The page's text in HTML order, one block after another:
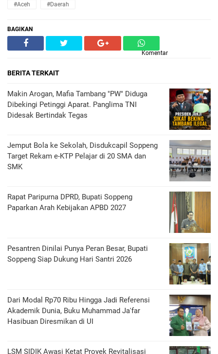
#Aceh #Daerah
BAGIKAN
Komentar
BERITA TERKAIT
Makin Arogan, Mafia Tambang "PW" Diduga
Dibekingi Petinggi Aparat. Panglima TNI
Didesak Bertindak Tegas
Jemput Bola ke Sekolah, Disdukcapil Soppeng
Target Rekam e-KTP Pelajar di 20 SMA dan
SMK
Rapat Paripurna DPRD, Bupati Soppeng
Paparkan Arah Kebijakan APBD 2027
Pesantren Dinilai Punya Peran Besar, Bupati
Soppeng Siap Dukung Hari Santri 2026
Dari Modal Rp70 Ribu Hingga Jadi Referensi
Akademik Dunia, Buku Muhammad Ja'far
Hasibuan Diresmikan di UI
LSM SIDIK Awasi Ketat Proyek Revitalisasi